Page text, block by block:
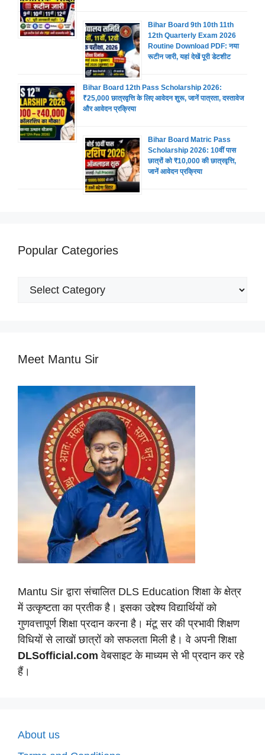
Bihar Board 9th 10th 11th
12th Quarterly Exam 2026
Routine Download PDF: नया
रूटीन जारी, यहां देखें पूरी डेटशीट
Bihar Board 12th Pass Scholarship 2026:
₹25,000 छात्रवृत्ति के लिए आवेदन शुरू, जानें पात्रता, दस्तावेज
और आवेदन प्रक्रिया
Bihar Board Matric Pass
Scholarship 2026: 10वीं पास
छात्रों को ₹10,000 की छात्रवृत्ति,
जानें आवेदन प्रक्रिया
Popular Categories
Popular
Meet Mantu Sir
Mantu Sir द्वारा संचालित DLS Education शिक्षा के क्षेत्र
में उत्कृष्टता का प्रतीक है। इसका उद्देश्य विद्यार्थियों को
गुणवत्तापूर्ण शिक्षा प्रदान करना है। मंटू सर की प्रभावी शिक्षण
विधियों से लाखों छात्रों को सफलता मिली है। वे अपनी शिक्षा
DLSofficial.com वेबसाइट के माध्यम से भी प्रदान कर रहे
हैं।
About us